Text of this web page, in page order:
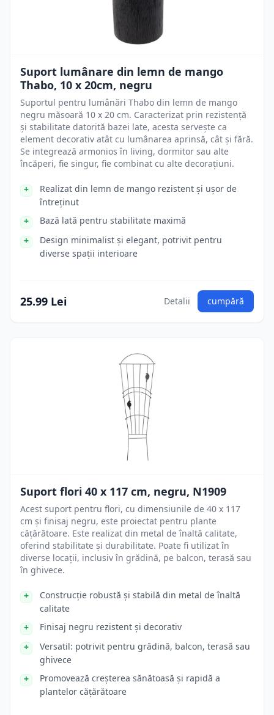
Suport lumânare din lemn de mango
Thabo, 10 x 20cm, negru
Suportul pentru lumânări Thabo din lemn de mango
negru măsoară 10 x 20 cm. Caracterizat prin rezistență
și stabilitate datorită bazei late, acesta servește ca
element decorativ atât cu lumânarea aprinsă, cât și fără.
Se integrează armonios în living, dormitor sau alte
încăperi, fie singur, fie combinat cu alte decorațiuni.
Realizat din lemn de mango rezistent și ușor de
întreținut
Bază lată pentru stabilitate maximă
Design minimalist și elegant, potrivit pentru
diverse spații interioare
25.99 Lei Detalii cumpără
Suport flori 40 x 117 cm, negru, N1909
Acest suport pentru flori, cu dimensiunile de 40 x 117
cm și finisaj negru, este proiectat pentru plante
cățărătoare. Este realizat din metal de înaltă calitate,
oferind stabilitate și durabilitate. Poate fi utilizat în
diverse locații, inclusiv în grădină, pe balcon, terasă sau
în ghivece.
Construcție robustă și stabilă din metal de înaltă
calitate
Finisaj negru rezistent și decorativ
Versatil: potrivit pentru grădină, balcon, terasă sau
ghivece
Promovează creșterea sănătoasă și rapidă a
plantelor cățărătoare